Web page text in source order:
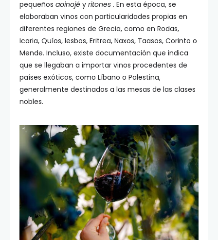
pequeños aoinojé y ritones . En esta época, se
elaboraban vinos con particularidades propias en
diferentes regiones de Grecia, como en Rodas,
Icaria, Quíos, lesbos, Eritrea, Naxos, Taasos, Corinto o
Mende. Incluso, existe documentación que indica
que se llegaban a importar vinos procedentes de
países exóticos, como Líbano o Palestina,
generalmente destinados a las mesas de las clases
nobles.